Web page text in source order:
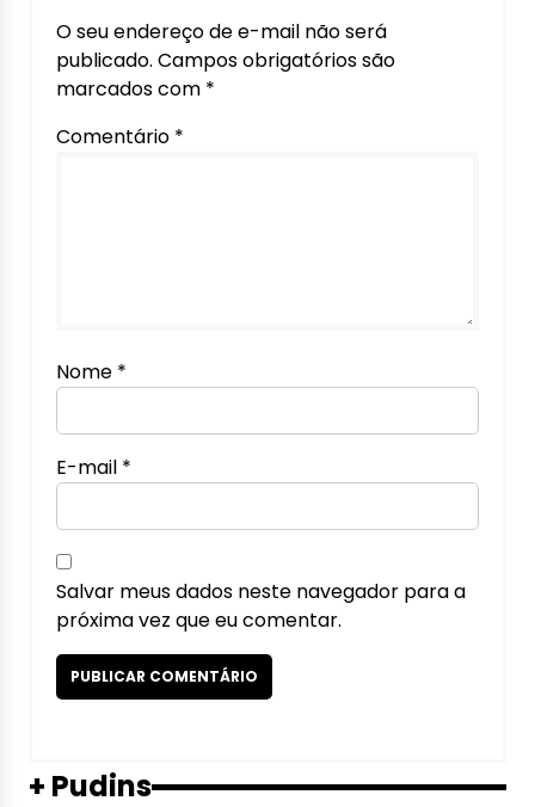
O seu endereço de e-mail não será
publicado. Campos obrigatórios são
marcados com *
Comentário *
Nome *
E-mail *
Salvar meus dados neste navegador para a
próxima vez que eu comentar.
+ Pudins